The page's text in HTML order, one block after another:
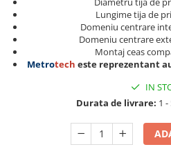
Lungime tija de
Domeniu centrare
Domeniu centrare
Montaj ceas
Metrotech este reprezentant
IN
Durata de livrare: 1